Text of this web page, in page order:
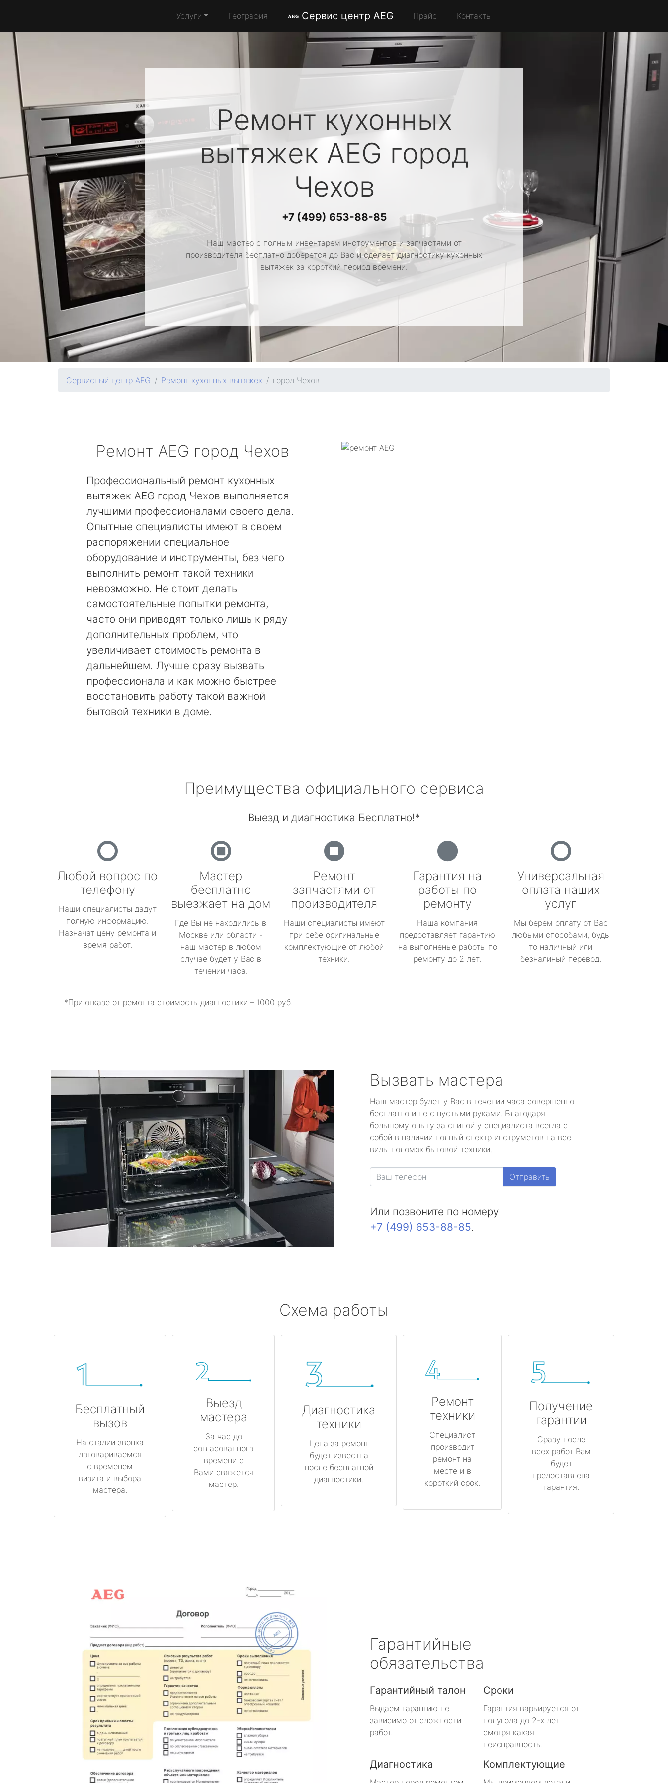
Услуги География Сервис центр AEG Прайс Контакты
Ремонт кухонных
вытяжек AEG город
Чехов
+7 (499) 653-88-85
Наш мастер с полным инвентарем инструментов и запчастями от
производителя бесплатно доберется до Вас и сделает диагностику кухонных
вытяжек за короткий период времени.
Сервисный центр AEG Ремонт кухонных вытяжек город Чехов
Ремонт AEG город Чехов
Профессиональный ремонт кухонных
вытяжек AEG город Чехов выполняется
лучшими профессионалами своего дела.
Опытные специалисты имеют в своем
распоряжении специальное
оборудование и инструменты, без чего
выполнить ремонт такой техники
невозможно. Не стоит делать
самостоятельные попытки ремонта,
часто они приводят только лишь к ряду
дополнительных проблем, что
увеличивает стоимость ремонта в
дальнейшем. Лучше сразу вызвать
профессионала и как можно быстрее
восстановить работу такой важной
бытовой техники в доме.
Преимущества официального сервиса
Выезд и диагностика Бесплатно!*
Любой вопрос по
телефону
Наши специалисты дадут
полную информацию.
Назначат цену ремонта и
время работ.
Мастер
бесплатно
выезжает на дом
Где Вы не находились в
Москве или области -
наш мастер в любом
случае будет у Вас в
течении часа.
Ремонт
запчастями от
производителя
Наши специалисты имеют
при себе оригинальные
комплектующие от любой
техники.
Гарантия на
работы по
ремонту
Наша компания
предоставляет гарантию
на выполненые работы по
ремонту до 2 лет.
Универсальная
оплата наших
услуг
Мы берем оплату от Вас
любыми способами, будь
то наличный или
безналиный перевод.
*При отказе от ремонта стоимость диагностики – 1000 руб.
Вызвать мастера
Наш мастер будет у Вас в течении часа совершенно
бесплатно и не с пустыми руками. Благодаря
большому опыту за спиной у специалиста всегда с
собой в наличии полный спектр инструметов на все
виды поломок бытовой техники.
Отправить
Или позвоните по номеру
+7 (499) 653-88-85.
Схема работы
Бесплатный
вызов
На стадии звонка
договариваемся
с временем
визита и выбора
мастера.
Выезд
мастера
За час до
согласованного
времени с
Вами свяжется
мастер.
Диагностика
техники
Цена за ремонт
будет известна
после бесплатной
диагностики.
Ремонт
техники
Специалист
производит
ремонт на
месте и в
короткий срок.
Получение
гарантии
Сразу после
всех работ Вам
будет
предоставлена
гарантия.
Гарантийные
обязательства
Гарантийный талон
Выдаем гарантию не
зависимо от сложности
работ.
Сроки
Гарантия варьируется от
полугода до 2-х лет
смотря какая
неисправность.
Диагностика Комплектующие